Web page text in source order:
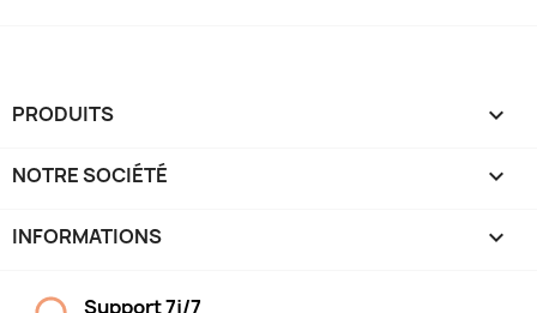
PRODUITS 
NOTRE SOCIÉTÉ 
INFORMATIONS keyboard_arrow_down
Support 7j/7